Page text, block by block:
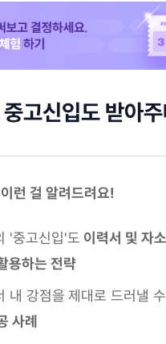
고신입도 받아
런 걸 알려드려요!
'중고신입'도 이력서 및 자
용하는 전략
내 강점을 제대로 드러낼
사례